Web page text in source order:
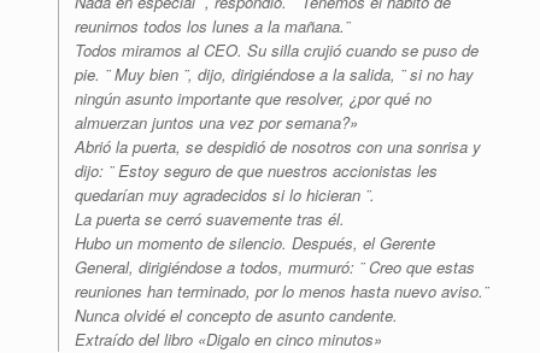
reunirnos todos los lunes a la mañana.¨
Todos miramos al CEO. Su silla crujió cuando se puso de
pie. ¨ Muy bien ¨, dijo, dirigiéndose a la salida, ¨ si no hay
ningún asunto importante que resolver, ¿por qué no
almuerzan juntos una vez por semana?»
Abrió la puerta, se despidió de nosotros con una sonrisa y
dijo: ¨ Estoy seguro de que nuestros accionistas les
quedarían muy agradecidos si lo hicieran ¨.
La puerta se cerró suavemente tras él.
Hubo un momento de silencio. Después, el Gerente
General, dirigiéndose a todos, murmuró: ¨ Creo que estas
reuniones han terminado, por lo menos hasta nuevo aviso.¨
Nunca olvidé el concepto de asunto candente.
Extraído del libro «Digalo en cinco minutos»